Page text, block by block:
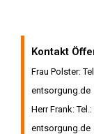
Kontakt
Frau Polster:
entsorgung.de
Herr Frank:
entsorgung.de